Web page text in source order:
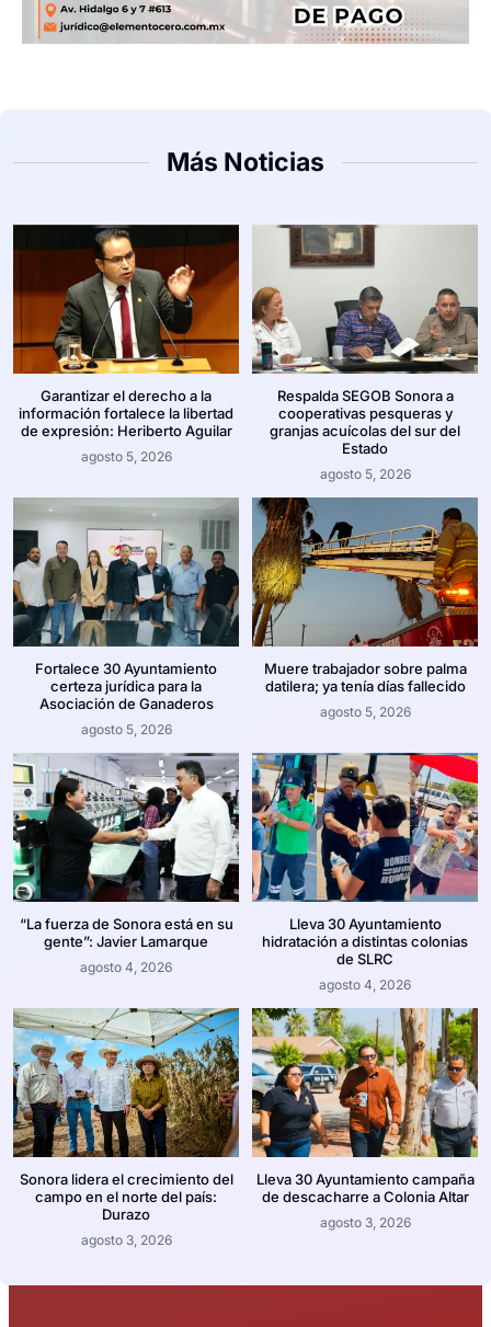
Más Noticias
Garantizar el derecho a la
información fortalece la libertad
de expresión: Heriberto Aguilar
agosto 5, 2026
Respalda SEGOB Sonora a
cooperativas pesqueras y
granjas acuícolas del sur del
Estado
agosto 5, 2026
Fortalece 30 Ayuntamiento
certeza jurídica para la
Asociación de Ganaderos
agosto 5, 2026
Muere trabajador sobre palma
datilera; ya tenía días fallecido
agosto 5, 2026
“La fuerza de Sonora está en su
gente”: Javier Lamarque
agosto 4, 2026
Lleva 30 Ayuntamiento
hidratación a distintas colonias
de SLRC
agosto 4, 2026
Sonora lidera el crecimiento del
campo en el norte del país:
Durazo
agosto 3, 2026
Lleva 30 Ayuntamiento campaña
de descacharre a Colonia Altar
agosto 3, 2026